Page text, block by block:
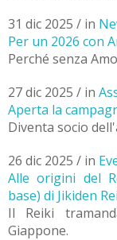
31 dic 2025 / in
Per un 2026 con
Perché senza
27 dic 2025 / in
Aperta la
Diventa socio
26 dic 2025 / in
Alle origini del
base) di Jikiden
Il Reiki
Giappone.